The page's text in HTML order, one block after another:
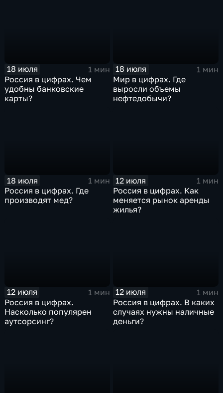
18 июля
1 мин
Россия в цифрах. Чем
удобны банковские
карты?
18 июля
1 мин
Мир в цифрах. Где
выросли объемы
нефтедобычи?
18 июля
1 мин
Россия в цифрах. Где
производят мед?
12 июля
1 мин
Россия в цифрах. Как
меняется рынок аренды
жилья?
12 июля
1 мин
Россия в цифрах.
Насколько популярен
аутсорсинг?
12 июля
1 мин
Россия в цифрах. В каких
случаях нужны наличные
деньги?